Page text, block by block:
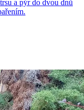
a pýr do dvou dnů